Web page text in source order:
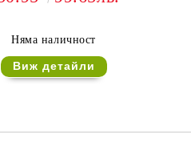
Няма наличност
Виж детайли